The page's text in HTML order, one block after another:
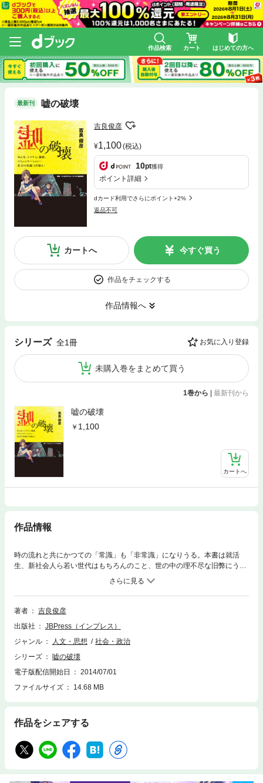
作品検索 カート はじめての方へ
最新刊 嘘の破壊
吉良俊彦
1,100(税込)
10pt獲得
ポイント詳細
dカード利用でさらにポイント+2%
返品不可
カートへ 今すぐ買う
作品をチェックする
作品情報へ
シリーズ 全1冊 お気に入り登録
未購入巻をまとめて買う
1巻から | 最新刊から
嘘の破壊
1,100
カートへ
作品情報
時の流れと共にかつての「常識」も「非常識」になりうる。本書は就活
生、新社会人ら若い世代はもちろんのこと、世の中の理不尽な旧弊にうん
ざりしている全ての人に向けて、「時代にそぐわなくなった旧来の常識
（=嘘）に縛られず、新しい常識を創造せよ！」と説く。電通で数々の文
化・スポーツイベントを企画プロデュースし、「メディア戦略のプロ」
「プレゼンの鬼」と呼ばれた吉良俊彦氏が贈る、新時代のコミュニケーシ
われたから仕方なくやる」という「嘘」を疑い、「嘘」を破壊した先にこ
そ、真のコミュニケーションが生まれるとして、「創造」のための「破
著者
吉良俊彦
出版社
JBPress（インプレス）
ジャンル
人文・思想
社会・政治
シリーズ
嘘の破壊
電子版配信開始日
2014/07/01
ファイルサイズ
14.68 MB
作品をシェアする